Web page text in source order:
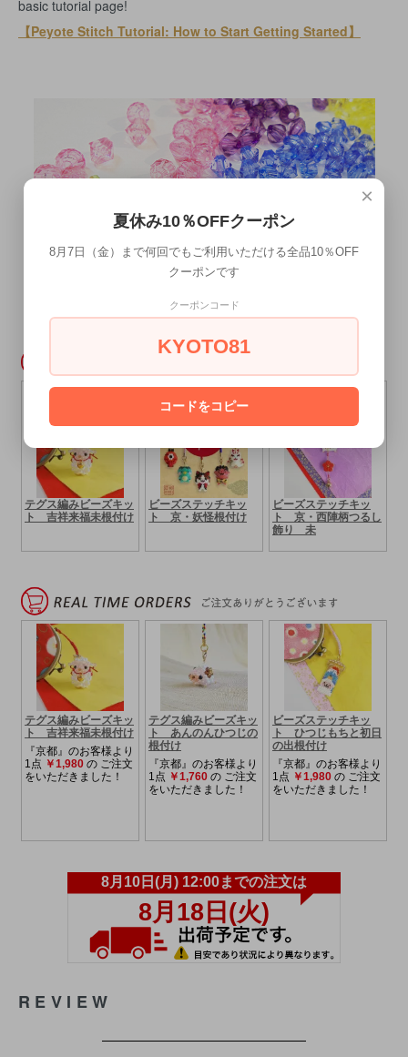
basic tutorial page!
【Peyote Stitch Tutorial: How to Start Getting Started】
REVIEW
×
夏休み10％OFFクーポン
8月7日（金）まで何回でもご利用いただける全品10％OFF
クーポンです
クーポンコード
KYOTO81
コードをコピー